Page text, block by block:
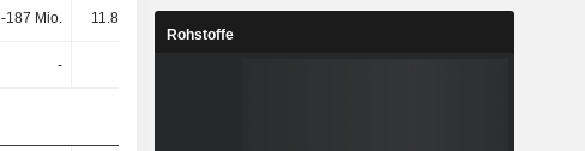
-187 Mio. 11.81 Mio.
-
Rohstoffe